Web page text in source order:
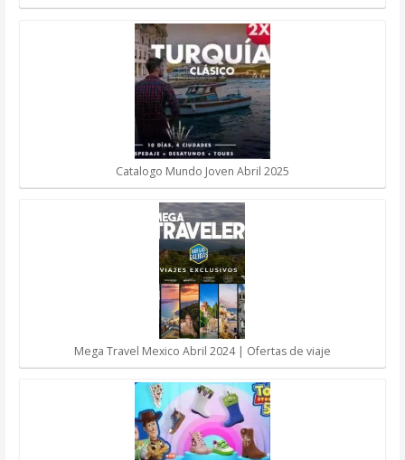
Catalogo Mundo Joven Abril 2025
Mega Travel Mexico Abril 2024 | Ofertas de viaje